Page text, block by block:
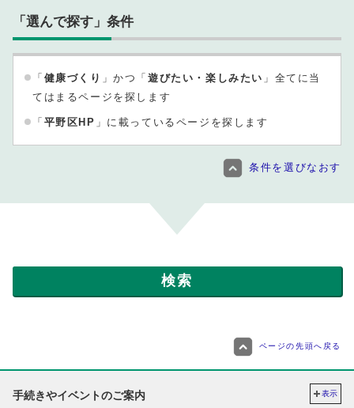
「選んで探す」条件
「 健康づくり 」かつ「遊びたい・楽しみたい 」全てに当
てはまるページを探します
「 平野区HP 」に載っているページを探します
条件を選びなおす
ページの先頭へ戻る
手続きやイベントのご案内 表示